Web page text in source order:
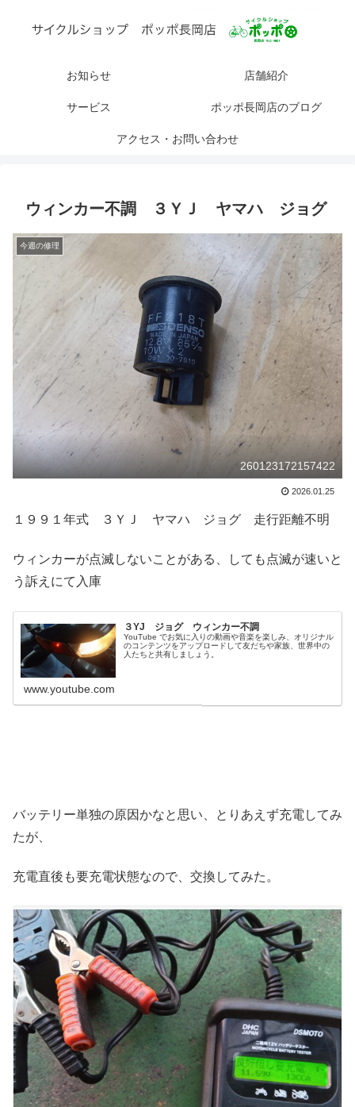
お知らせ 店舗紹介
サービス ポッポ長岡店のブログ
アクセス・お問い合わせ
ウィンカー不調 ３ＹＪ ヤマハ ジョグ
今週の修理
260123172157422
2026.01.25
１９９１年式 ３ＹＪ ヤマハ ジョグ 走行距離不明
ウィンカーが点滅しないことがある、しても点滅が速いと
う訴えにて入庫
３YJ ジョグ ウィンカー不調
YouTube でお気に入りの動画や音楽を楽しみ、オリジナル
のコンテンツをアップロードして友だちや家族、世界中の
人たちと共有しましょう。
www.youtube.com
バッテリー単独の原因かなと思い、とりあえず充電してみ
たが、
充電直後も要充電状態なので、交換してみた。